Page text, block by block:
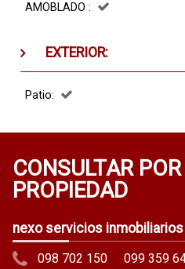
AMOBLADO :
EXTERIOR:
Patio:
CONSULTAR
PROPIEDAD
nexo servicios inmobiliarios
098 702 150
099 359